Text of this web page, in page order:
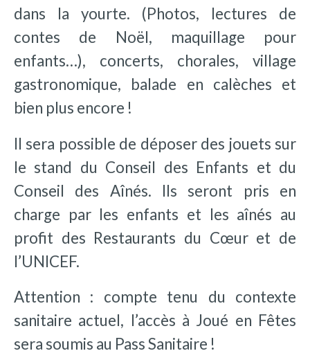
dans la yourte. (Photos, lectures de
contes de Noël, maquillage pour
enfants…), concerts, chorales, village
gastronomique, balade en calèches et
bien plus encore !
Il sera possible de déposer des jouets sur
le stand du Conseil des Enfants et du
Conseil des Aînés. Ils seront pris en
charge par les enfants et les aînés au
profit des Restaurants du Cœur et de
l’UNICEF.
Attention : compte tenu du contexte
sanitaire actuel, l’accès à Joué en Fêtes
sera soumis au Pass Sanitaire !